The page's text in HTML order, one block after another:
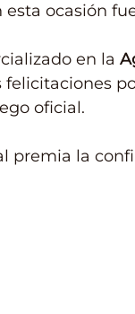
ocasión
en la
oficial.
premia la